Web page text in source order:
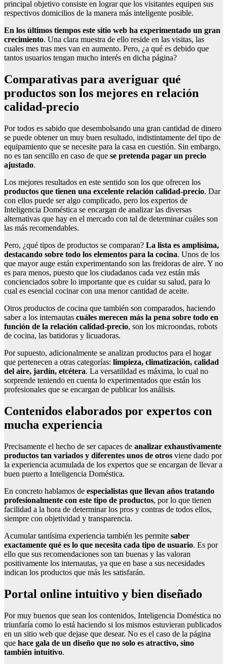
principal objetivo consiste en lograr que los visitantes equipen sus
respectivos domicilios de la manera más inteligente posible.
En los últimos tiempos este sitio web ha experimentado un gran
crecimiento. Una clara muestra de ello reside en las visitas, las
cuales mes tras mes van en aumento. Pero, ¿a qué es debido que
tantos usuarios tengan mucho interés en dicha página?
Comparativas para averiguar qué
productos son los mejores en relación
calidad-precio
Por todos es sabido que desembolsando una gran cantidad de dinero
se puede obtener un muy buen resultado, indistintamente del tipo de
equipamiento que se necesite para la casa en cuestión. Sin embargo,
no es tan sencillo en caso de que se pretenda pagar un precio
ajustado.
Los mejores resultados en este sentido son los que ofrecen los
productos que tienen una excelente relación calidad-precio. Dar
con ellos puede ser algo complicado, pero los expertos de
Inteligencia Doméstica se encargan de analizar las diversas
alternativas que hay en el mercado con tal de determinar cuáles son
las más recomendables.
Pero, ¿qué tipos de productos se comparan? La lista es amplísima,
destacando sobre todo los elementos para la cocina. Unos de los
que mayor auge están experimentando son las freidoras de aire. Y no
es para menos, puesto que los ciudadanos cada vez están más
concienciados sobre lo importante que es cuidar su salud, para lo
cual es esencial cocinar con una menor cantidad de aceite.
Otros productos de cocina que también son comparados, haciendo
saber a los internautas cuáles merecen más la pena sobre todo en
función de la relación calidad-precio, son los microondas, robots
de cocina, las batidoras y licuadoras.
Por supuesto, adicionalmente se analizan productos para el hogar
que pertenecen a otras categorías: limpieza, climatización, calidad
del aire, jardín, etcétera. La versatilidad es máxima, lo cual no
sorprende teniendo en cuenta lo experimentados que están los
profesionales que se encargan de publicar los análisis.
Contenidos elaborados por expertos con
mucha experiencia
Precisamente el hecho de ser capaces de analizar exhaustivamente
productos tan variados y diferentes unos de otros viene dado por
la experiencia acumulada de los expertos que se encargan de llevar a
buen puerto a Inteligencia Doméstica.
En concreto hablamos de especialistas que llevan años tratando
profesionalmente con este tipo de productos, por lo que tienen
facilidad a la hora de determinar los pros y contras de todos ellos,
siempre con objetividad y transparencia.
Acumular tantísima experiencia también les permite saber
exactamente qué es lo que necesita cada tipo de usuario. Es por
ello que sus recomendaciones son tan buenas y las valoran
positivamente los internautas, ya que en base a sus necesidades
indican los productos que más les satisfarán.
Portal online intuitivo y bien diseñado
Por muy buenos que sean los contenidos, Inteligencia Doméstica no
triunfaría como lo está haciendo si los mismos estuvieran publicados
en un sitio web que dejase que desear. No es el caso de la página
que hace gala de un diseño que no solo es atractivo, sino
también intuitivo.